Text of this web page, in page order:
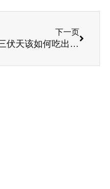
下一页
三伏天该如何吃出健康，看完你就懂了!